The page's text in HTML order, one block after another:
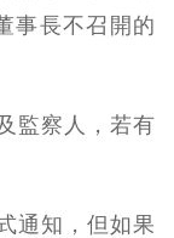
事長不召開的
監察人，若有
通知，但如果